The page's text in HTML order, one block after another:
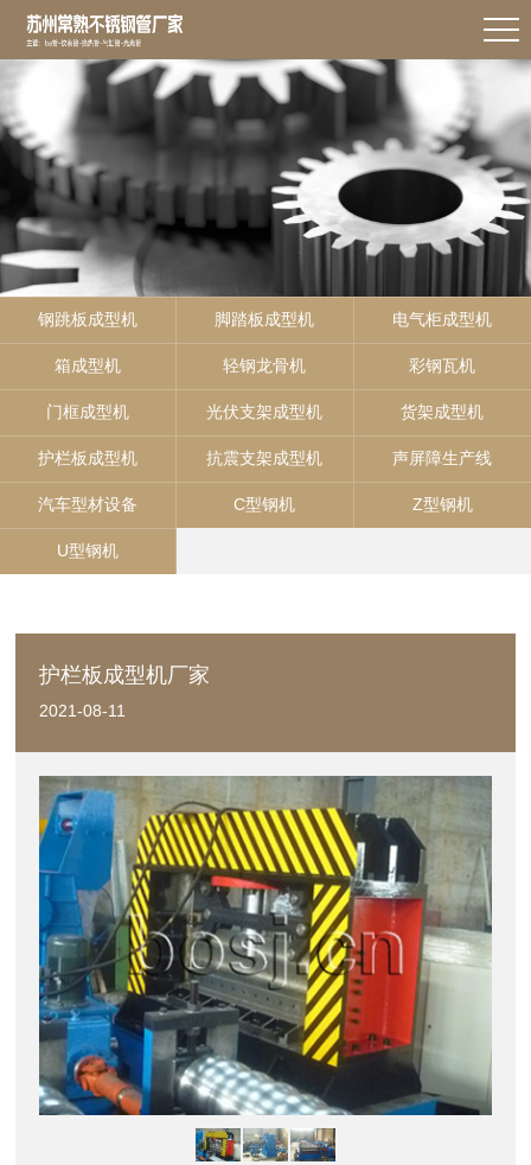
钢跳板成型机 脚踏板成型机 电气柜成型机
箱成型机 轻钢龙骨机 彩钢瓦机
门框成型机 光伏支架成型机 货架成型机
护栏板成型机 抗震支架成型机 声屏障生产线
汽车型材设备 C型钢机 Z型钢机
U型钢机
护栏板成型机厂家
2021-08-11